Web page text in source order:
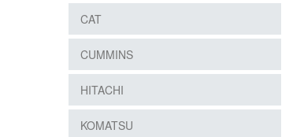
CAT
CUMMINS
HITACHI
KOMATSU